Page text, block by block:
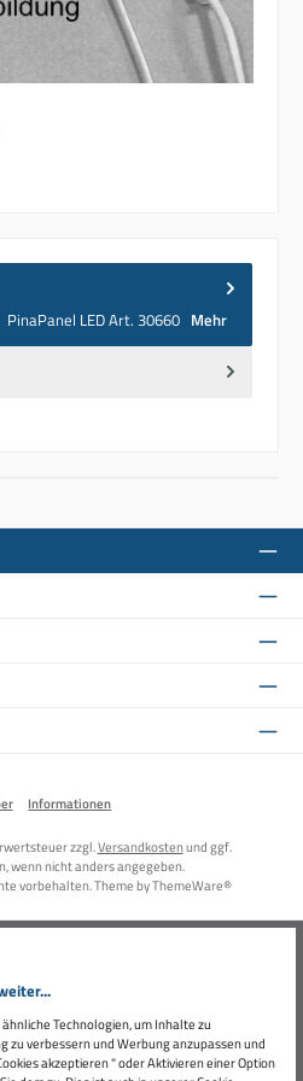
Technologien, um Inhalte zu
verbessern und Werbung anzupassen und
akzeptieren " oder Aktivieren einer Option
LED Art. 30660 Mehr
Informationen
zzgl.Versandkostenund ggf.
wenn nicht anders angegeben.
vorbehalten. Theme byThemeWare®